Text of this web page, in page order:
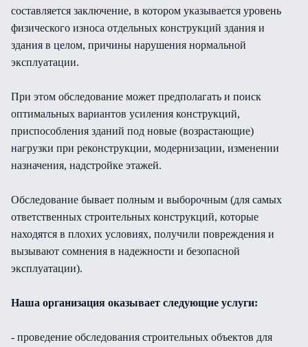
составляется заключение, в котором указывается уровень
физического износа отдельных конструкций здания и
здания в целом, причины нарушения нормальной
эксплуатации.
При этом обследование может предполагать и поиск
оптимальных вариантов усиления конструкций,
приспособления зданий под новые (возрастающие)
нагрузки при реконструкции, модернизации, изменении
назначения, надстройке этажей.
Обследование бывает полным и выборочным (для самых
ответственных строительных конструкций, которые
находятся в плохих условиях, получили повреждения и
вызывают сомнения в надежности и безопасной
эксплуатации).
Наша организация оказывает следующие услуги:
- проведение обследования строительных объектов для